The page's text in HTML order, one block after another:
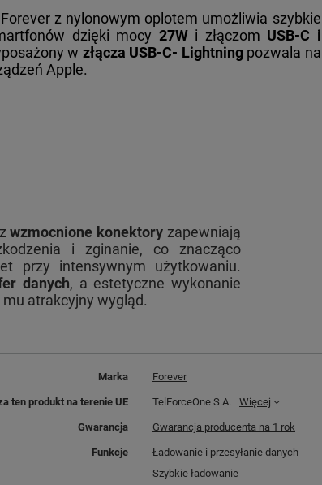
z nylonowym oplotem umożliwia szybkie
dzięki mocy 27Wi złączom USB-C i
w złącza USB-C- Lightningpozwala na
Apple.
wzmocnione konektory zapewniają
i zginanie, co znacząco
przy intensywnym użytkowaniu.
danych, a estetyczne wykonanie
atrakcyjny wygląd.
Marka Forever
ten produkt na terenie UE TelForceOne S.A. Więcej
Gwarancja Gwarancja producenta na 1 rok
Funkcje
Ładowanie i przesyłanie danych
Szybkie ładowanie